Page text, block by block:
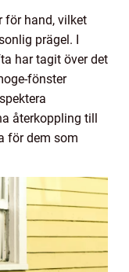
för hand, vilket
prägel. I
har tagit över det
fönster
återkoppling till
för dem som